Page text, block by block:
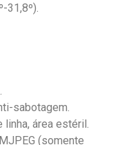
31,8º).
sabotagem.
linha, área estéril.
(somente